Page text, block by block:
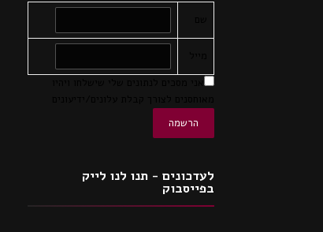
לעדכונים - תנו לנו לייק
בפייסבוק